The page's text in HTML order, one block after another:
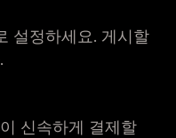
설정하세요. 게시할
신속하게 결제할